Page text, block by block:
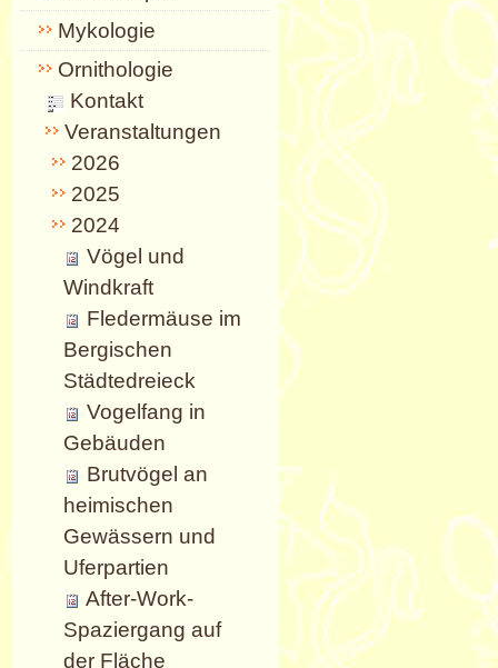
Mykologie
Ornithologie
Kontakt
Veranstaltungen
2026
2025
2024
Vögel und
Windkraft
Fledermäuse im
Bergischen
Städtedreieck
Vogelfang in
Gebäuden
Brutvögel an
heimischen
Gewässern und
Uferpartien
After-Work-
Spaziergang auf
der Fläche